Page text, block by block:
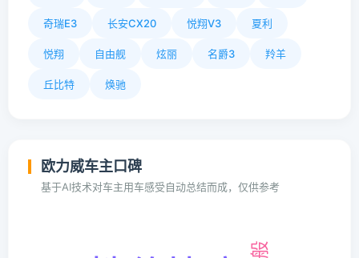
奇瑞E3 长安CX20 悦翔V3 夏利
悦翔 自由舰 炫丽 名爵3 羚羊
丘比特 焕驰
欧力威车主口碑
基于AI技术对车主用车感受自动总结而成，仅供参考